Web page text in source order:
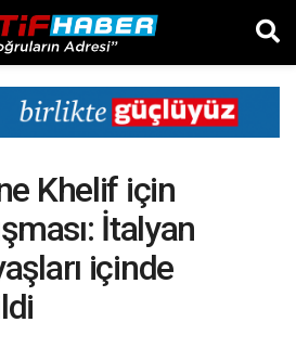
Khelif için
İtalyan
içinde